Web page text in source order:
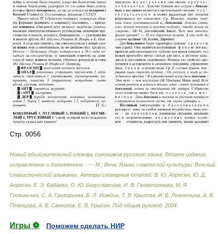
Стр. 0056
Новый объяснительный словарь синонимов русского языка. Второе издание,
исправленное и дополненное. . — М.; Вена: Языки славянской культуры: Венский
славистический альманах Авторы словарных статей: В. Ю. Апресян, Ю. Д.
Апресян, Е. Э. Бабаева, О. Ю. Богуславская, И. В. Галактионова, М. Я.
Гловинская, С. А. Григорьева, Б. Л. Иомдин, Т. В. Крылова, И. Б. Левонтина, А. В.
Птенцова, А. В. Санников, Е. В. Урысон. Под общим руковод 2004
Игры ⚽
Поможем сделать НИР